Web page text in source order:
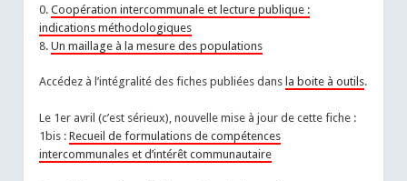
0.Coopération intercommunale et lecture publique :
indications méthodologiques
8.Un maillage à la mesure des populations
Accédez à l’intégralité des fiches publiées dans la boite à outils.
Le 1er avril (c’est sérieux), nouvelle mise à jour de cette fiche :
1bis :Recueil de formulations de compétences
intercommunales et d’intérêt communautaire